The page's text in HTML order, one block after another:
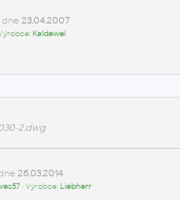
dne 23.04.2007
Kaldewei
2.dwg
26.03.2014
• Výrobce: Liebherr